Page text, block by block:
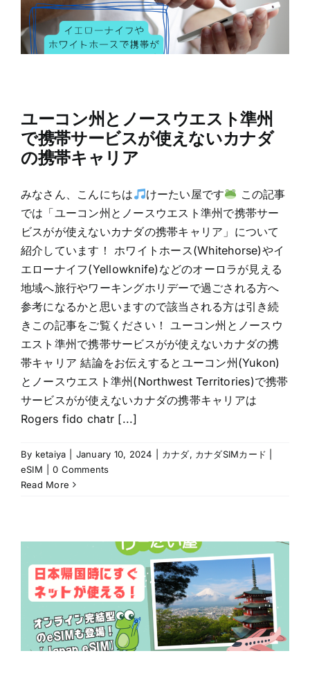
ユーコン州とノースウエスト準州
で携帯サービスが使えないカナダ
の携帯キャリア
みなさん、こんにちは けーたい屋です
この記事
では「ユーコン州とノースウエスト準州で携帯サー
ビスがが使えないカナダの携帯キャリア」について
紹介しています！ ホワイトホース(Whitehorse)やイ
エローナイフ(Yellowknife)などのオーロラが見える
地域へ旅行やワーキングホリデーで過ごされる方へ
参考になるかと思いますので該当される方は引き続
きこの記事をご覧ください！ ユーコン州とノースウ
エスト準州で携帯サービスがが使えないカナダの携
帯キャリア 結論をお伝えするとユーコン州(Yukon)
とノースウエスト準州(Northwest Territories)で携帯
サービスがが使えないカナダの携帯キャリアは
Rogers fido chatr [...]
By ketaiya January 10, 2024 カナダ, カナダSIMカード |
eSIM
0 Comments
Read More